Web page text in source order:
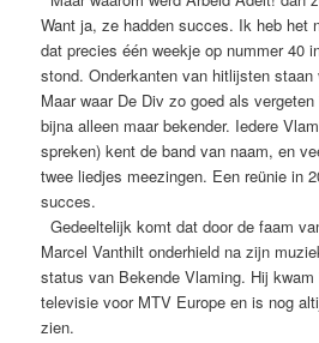
Want ja, ze hadden succes. Ik heb het
dat precies één weekje op nummer 40
stond. Onderkanten van hitlijsten
Maar waar De Div zo goed als
bijna alleen maar bekender. Iedere
spreken) kent de band van naam, en
twee liedjes meezingen. Een reünie in
succes.
Gedeeltelijk komt dat door de faam
Marcel Vanthilt onderhield na zijn
status van Bekende Vlaming. Hij
televisie voor MTV Europe en is nog
zien.